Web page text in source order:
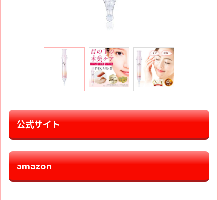
公式サイト
amazon